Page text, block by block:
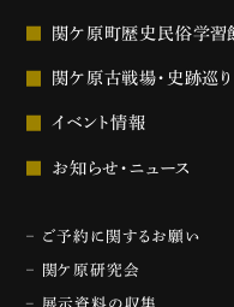
関ケ原町歴史民俗学習
関ケ原古戦場・史跡巡り
イベント情報
お知らせ・ニュース
ご予約に関するお願い
関ケ原研究会